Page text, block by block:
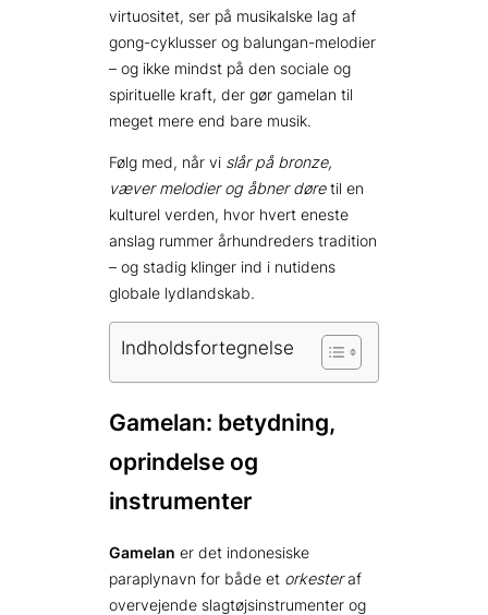
virtuositet, ser på musikalske lag af
gong-cyklusser og balungan-melodier
– og ikke mindst på den sociale og
spirituelle kraft, der gør gamelan til
meget mere end bare musik.
Følg med, når vi slår på bronze,
væver melodier og åbner døretil en
kulturel verden, hvor hvert eneste
anslag rummer århundreders tradition
– og stadig klinger ind i nutidens
globale lydlandskab.
Indholdsfortegnelse
Gamelan: betydning,
oprindelse og
instrumenter
Gamelan er det indonesiske
paraplynavn for både et orkesteraf
overvejende slagtøjsinstrumenter og